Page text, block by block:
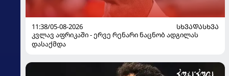
11:38/05-08-2026
ᲡᲮᲕᲐᲓᲐᲡᲮᲕᲐ
კვლავ აფრიკაში - ერვე რენარი ნაცნობ ადგილას
დასაქმდა